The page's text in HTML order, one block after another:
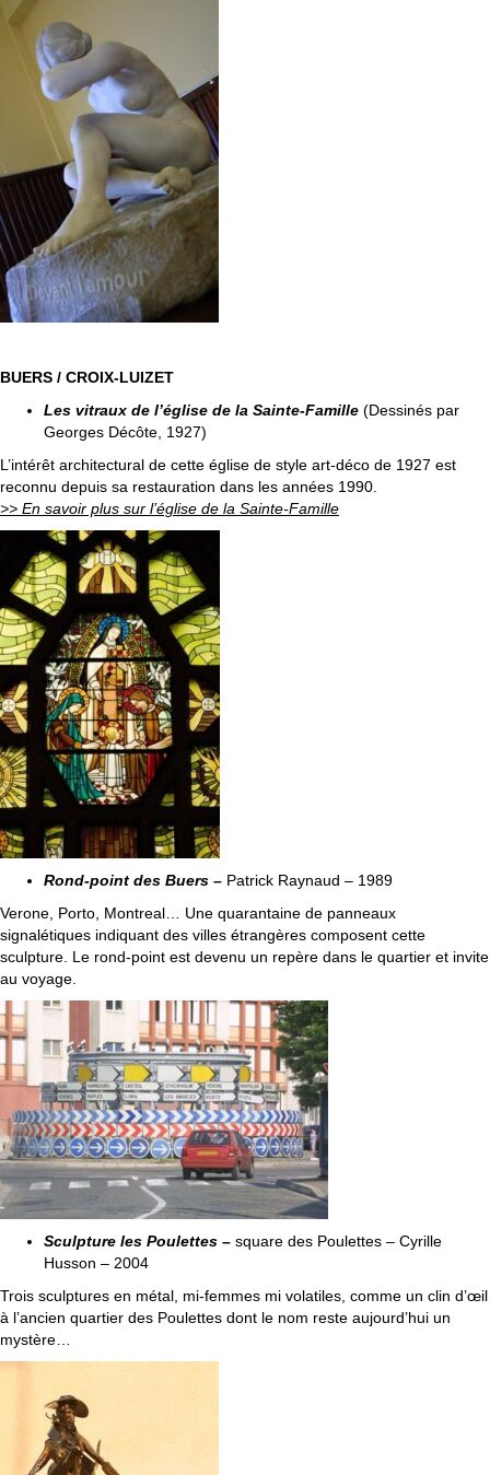
BUERS / CROIX-LUIZET
Les vitraux de l’église de la Sainte-Famille (Dessinés par
Georges Décôte, 1927)
L’intérêt architectural de cette église de style art-déco de 1927 est
reconnu depuis sa restauration dans les années 1990.
>> En savoir plus sur l’église de la Sainte-Famille
Rond-point des Buers – Patrick Raynaud – 1989
Verone, Porto, Montreal… Une quarantaine de panneaux
signalétiques indiquant des villes étrangères composent cette
sculpture. Le rond-point est devenu un repère dans le quartier et invite
au voyage.
Sculpture les Poulettes – square des Poulettes – Cyrille
Husson – 2004
Trois sculptures en métal, mi-femmes mi volatiles, comme un clin d’œil
à l’ancien quartier des Poulettes dont le nom reste aujourd’hui un
mystère…